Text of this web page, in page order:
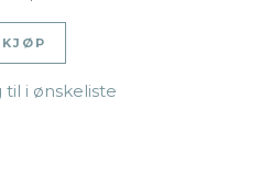
KJØP
til i ønskeliste